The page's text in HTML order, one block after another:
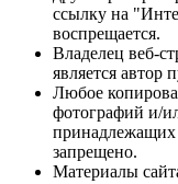
ссылку на
воспрещается.
Владелец веб-
является автор
Любое
фотографий и/
принадлежащих
запрещено.
Материалы